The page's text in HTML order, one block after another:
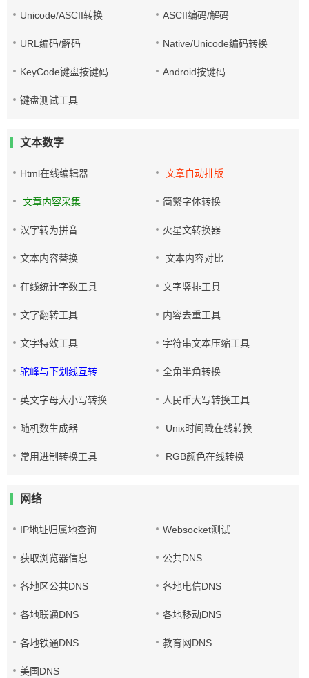
Unicode/ASCII转换 ASCII编码/解码
URL编码/解码 Native/Unicode编码转换
KeyCode键盘按键码 Android按键码
键盘测试工具
文本数字
Html在线编辑器 文章自动排版
文章内容采集 简繁字体转换
汉字转为拼音 火星文转换器
文本内容替换 文本内容对比
在线统计字数工具 文字竖排工具
文字翻转工具 内容去重工具
文字特效工具 字符串文本压缩工具
驼峰与下划线互转 全角半角转换
英文字母大小写转换 人民币大写转换工具
随机数生成器 Unix时间戳在线转换
常用进制转换工具 RGB颜色在线转换
网络
IP地址归属地查询 Websocket测试
获取浏览器信息 公共DNS
各地区公共DNS 各地电信DNS
各地联通DNS 各地移动DNS
各地铁通DNS 教育网DNS
美国DNS